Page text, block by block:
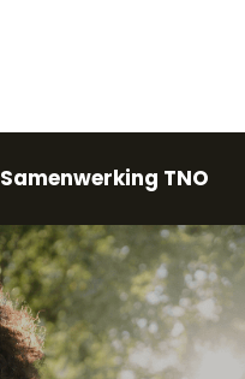
Samenwerking TNO